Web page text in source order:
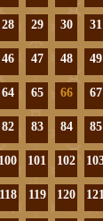
28 29 30 31
46 47 48 49
64 65 66 67
82 83 84 85
100 101 102
118 119 120